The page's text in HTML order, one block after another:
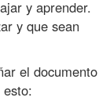
y aprender.
y que sean
el documento